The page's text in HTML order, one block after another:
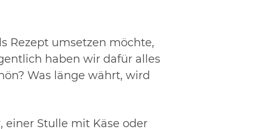
Rezept umsetzen möchte,
haben wir dafür alles
Was länge währt, wird
einer Stulle mit Käse oder